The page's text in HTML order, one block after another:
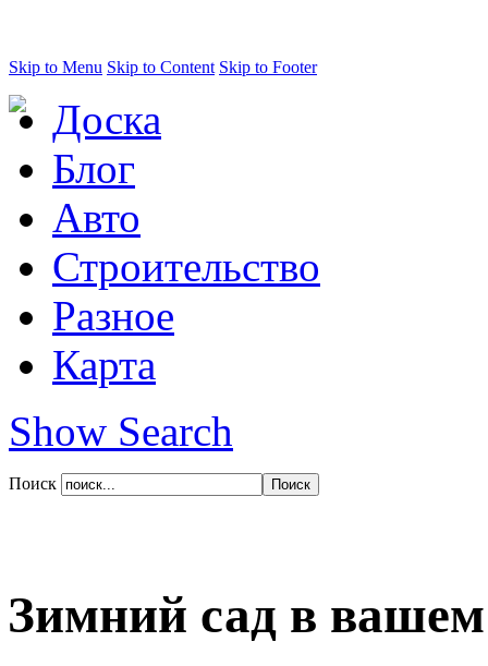
Skip to Menu Skip to Content Skip to Footer
Доска
Блог
Авто
Строительство
Разное
Карта
Show Search
Поиск
Зимний сад в